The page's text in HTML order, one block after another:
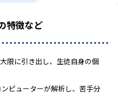
特徴など
限に引き出し、生徒自身の個
ピューターが解析し、苦手分